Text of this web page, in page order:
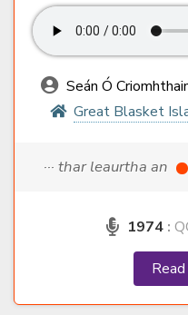
Seán Ó
Great Blasket
··· thar leaurtha an
1974 :